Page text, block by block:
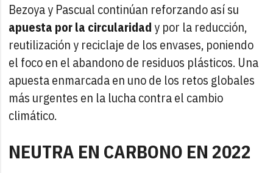
Bezoya y Pascual continúan reforzando así su
apuesta por la circularidady por la reducción,
reutilización y reciclaje de los envases, poniendo
el foco en el abandono de residuos plásticos. Una
apuesta enmarcada en uno de los retos globales
más urgentes en la lucha contra el cambio
climático.
NEUTRA EN CARBONO EN 2022